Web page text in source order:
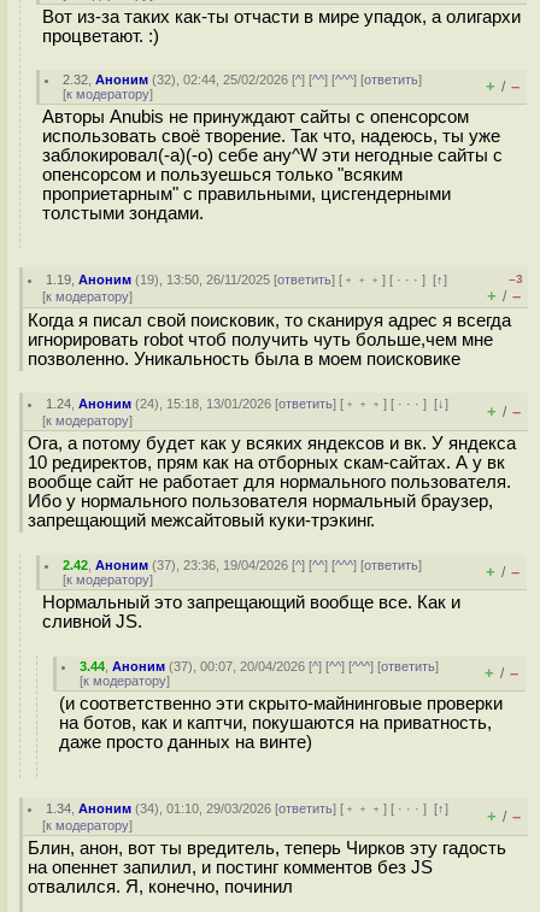
Вот из-за таких как-ты отчасти в мире упадок, а олигархи
процветают. :)
2.32 ,Аноним (32), 02:44, 25/02/2026 [^] [^^] [^^^] [ответить]
[к модератору] + / –
Авторы Anubis не принуждают сайты с опенсорсом
использовать своё творение. Так что, надеюсь, ты уже
заблокировал(-а)(-о) себе ану^W эти негодные сайты с
опенсорсом и пользуешься только "всяким
проприетарным" с правильными, цисгендерными
толстыми зондами.
1.19 ,Аноним (19), 13:50, 26/11/2025 [ответить] [ ﹢﹢﹢] [ · · ·][↑]
[к модератору]
–3
+ / –
Когда я писал свой поисковик, то сканируя адрес я всегда
игнорировать robot чтоб получить чуть больше,чем мне
позволенно. Уникальность была в моем поисковике
1.24 ,Аноним (24), 15:18, 13/01/2026 [ответить] [ ﹢﹢﹢] [ · · ·][↓]
[к модератору] + / –
Ога, а потому будет как у всяких яндексов и вк. У яндекса
10 редиректов, прям как на отборных скам-сайтах. А у вк
вообще сайт не работает для нормального пользователя.
Ибо у нормального пользователя нормальный браузер,
запрещающий межсайтовый куки-трэкинг.
2.42 ,Аноним (37), 23:36, 19/04/2026 [^] [^^] [^^^] [ответить]
[к модератору] + / –
Нормальный это запрещающий вообще все. Как и
сливной JS.
3.44 ,Аноним (37), 00:07, 20/04/2026 [^] [^^] [^^^] [ответить]
[к модератору] + / –
(и соответственно эти скрыто-майнинговые проверки
на ботов, как и каптчи, покушаются на приватность,
даже просто данных на винте)
1.34 ,Аноним (34), 01:10, 29/03/2026 [ответить] [ ﹢﹢﹢] [ · · ·][↑]
[к модератору] + / –
Блин, анон, вот ты вредитель, теперь Чирков эту гадость
на опеннет запилил, и постинг комментов без JS
отвалился. Я, конечно, починил